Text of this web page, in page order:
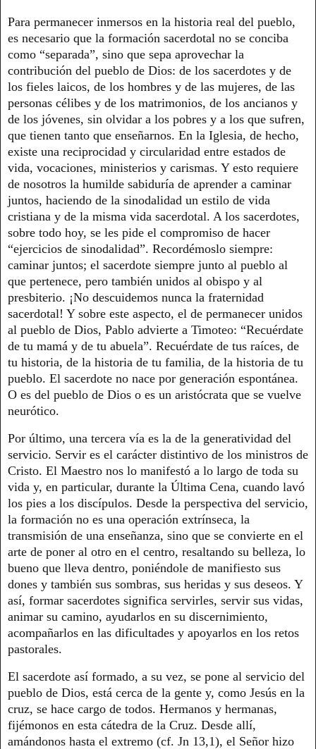
Para permanecer inmersos en la historia real del pueblo,
es necesario que la formación sacerdotal no se conciba
como “separada”, sino que sepa aprovechar la
contribución del pueblo de Dios: de los sacerdotes y de
los fieles laicos, de los hombres y de las mujeres, de las
personas célibes y de los matrimonios, de los ancianos y
de los jóvenes, sin olvidar a los pobres y a los que sufren,
que tienen tanto que enseñarnos. En la Iglesia, de hecho,
existe una reciprocidad y circularidad entre estados de
vida, vocaciones, ministerios y carismas. Y esto requiere
de nosotros la humilde sabiduría de aprender a caminar
juntos, haciendo de la sinodalidad un estilo de vida
cristiana y de la misma vida sacerdotal. A los sacerdotes,
sobre todo hoy, se les pide el compromiso de hacer
“ejercicios de sinodalidad”. Recordémoslo siempre:
caminar juntos; el sacerdote siempre junto al pueblo al
que pertenece, pero también unidos al obispo y al
presbiterio. ¡No descuidemos nunca la fraternidad
sacerdotal! Y sobre este aspecto, el de permanecer unidos
al pueblo de Dios, Pablo advierte a Timoteo: “Recuérdate
de tu mamá y de tu abuela”. Recuérdate de tus raíces, de
tu historia, de la historia de tu familia, de la historia de tu
pueblo. El sacerdote no nace por generación espontánea.
O es del pueblo de Dios o es un aristócrata que se vuelve
neurótico.
Por último, una tercera vía es la de la generatividad del
servicio. Servir es el carácter distintivo de los ministros de
Cristo. El Maestro nos lo manifestó a lo largo de toda su
vida y, en particular, durante la Última Cena, cuando lavó
los pies a los discípulos. Desde la perspectiva del servicio,
la formación no es una operación extrínseca, la
transmisión de una enseñanza, sino que se convierte en el
arte de poner al otro en el centro, resaltando su belleza, lo
bueno que lleva dentro, poniéndole de manifiesto sus
dones y también sus sombras, sus heridas y sus deseos. Y
así, formar sacerdotes significa servirles, servir sus vidas,
animar su camino, ayudarlos en su discernimiento,
acompañarlos en las dificultades y apoyarlos en los retos
pastorales.
El sacerdote así formado, a su vez, se pone al servicio del
pueblo de Dios, está cerca de la gente y, como Jesús en la
cruz, se hace cargo de todos. Hermanos y hermanas,
fijémonos en esta cátedra de la Cruz. Desde allí,
amándonos hasta el extremo (cf. Jn 13,1), el Señor hizo